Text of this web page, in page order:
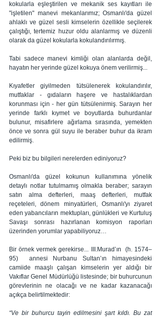
kokularla eşleştirilen ve mekanik ses kayıtları ile
"işletilen" manevi mekanlarımız; Osmanlı'da güzel
ahlaklı ve güzel sesli kimselerin özellikle seçilerek
çalıştığı, tertemiz huzur oldu alanlarmış ve düzenli
olarak da güzel kokularla kokulandırılırmış.
Tabi sadece manevi kimliği olan alanlarda değil,
hayatın her yerinde güzel kokuya önem verilirmiş...
Kıyafetler giyilmeden tütsülenerek kokulandırılır,
mutfaklar - gıdaların haşere ve hastalıklardan
korunması için - her gün tütsülenirmiş. Sarayın her
yerinde farklı kıymet ve boyutlarda buhurdanlar
bulunur, misafirlere ağırlama sırasında, yemekten
önce ve sonra gül suyu ile beraber buhur da ikram
edilirmiş.
Peki biz bu bilgileri nerelerden ediniyoruz?
Osmanlı'da güzel kokunun kullanımına yönelik
detaylı notlar tutulmamış olmakla beraber; sarayın
satın alma defterleri, maaş defterleri, mutfak
reçeteleri, dönem minyatürleri, Osmanlı'yı ziyaret
eden yabancıların mektupları, günlükleri ve Kurtuluş
Savaşı sonrası hazırlanan komisyon raporları
üzerinden yorumlar yapabiliyoruz…
Bir örnek vermek gerekirse... III.Murad’ın  (h. 1574–
95)  annesi Nurbanu Sultan’ın himayesindeki
camiide maaşlı çalışan kimselerin yer aldığı bir
Vakıflar Genel Müdürlüğü listesinde; bir buhurcunun
görevlerinin ne olacağı ve ne kadar kazanacağı
açıkça belirtilmektedir:
“Ve bir buhurcu tayin edilmesini şart kıldı. Bu zat